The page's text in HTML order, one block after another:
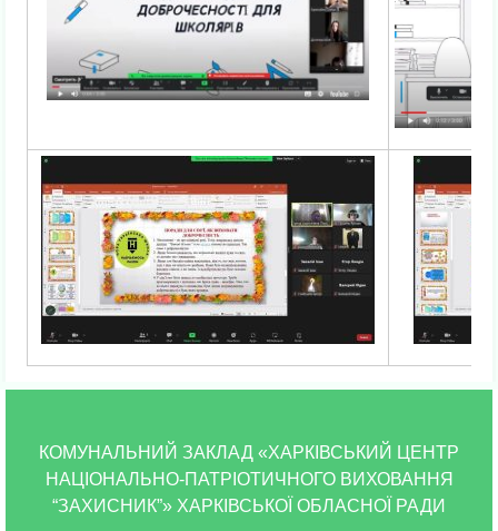
КОМУНАЛЬНИЙ ЗАКЛАД «ХАРКІВСЬКИЙ ЦЕНТР
НАЦІОНАЛЬНО-ПАТРІОТИЧНОГО ВИХОВАННЯ
“ЗАХИСНИК”» ХАРКІВСЬКОЇ ОБЛАСНОЇ РАДИ